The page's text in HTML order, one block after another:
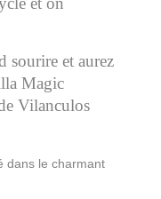
sourire et aurez
Magic
Vilanculos
dans le charmant